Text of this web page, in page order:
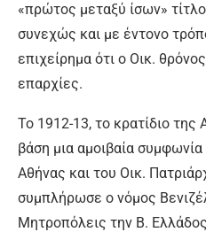
«πρώτος μεταξύ ίσων»
συνεχώς και με έντονο
επιχείρημα ότι ο Οικ.
επαρχίες.
Το 1912-13, το κρατίδιο
βάση μια αμοιβαία
Αθήνας και του Οικ.
συμπλήρωσε ο νόμος
Μητροπόλεις την Β.